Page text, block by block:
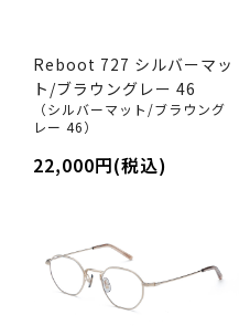
Reboot 727 シルバーマッ
ト/ブラウングレー 46
（シルバーマット/ブラウング
レー 46）
22,000円(税込)